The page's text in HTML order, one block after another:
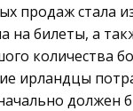
продаж стала
на билеты, а
количества
ирландцы
должен